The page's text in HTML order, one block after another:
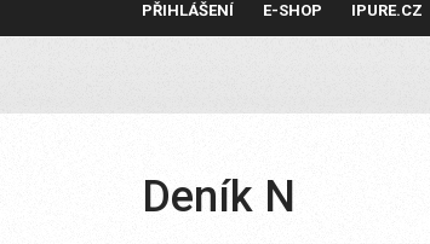
PŘIHLÁŠENÍ E-SHOP IPURE.CZ
Deník N